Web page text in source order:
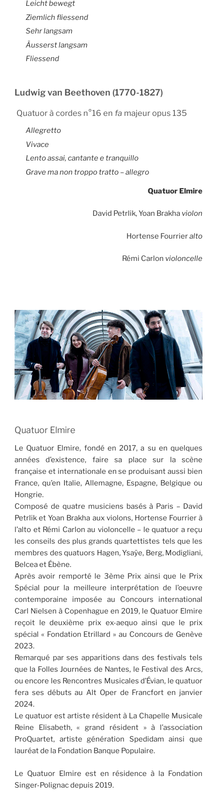
Leicht bewegt
Ziemlich fliessend
Sehr langsam
Äusserst langsam
Fliessend
Ludwig van Beethoven (1770-1827)
Quatuor à cordes n°16 en fa majeur opus 135
Allegretto
Vivace
Lento assai, cantante e tranquillo
Grave ma non troppo tratto – allegro
Quatuor Elmire
David Petrlik, Yoan Brakha violon
Hortense Fourrieralto
Rémi Carlon violoncelle
Quatuor Elmire
Le Quatuor Elmire, fondé en 2017, a su en quelques
années d’existence, faire sa place sur la scène
française et internationale en se produisant aussi bien
France, qu’en Italie, Allemagne, Espagne, Belgique ou
Hongrie.
Composé de quatre musiciens basés à Paris – David
Petrlik et Yoan Brakha aux violons, Hortense Fourrier à
l’alto et Rémi Carlon au violoncelle – le quatuor a reçu
les conseils des plus grands quartettistes tels que les
membres des quatuors Hagen, Ysaÿe, Berg, Modigliani,
Belcea et Ébène.
Après avoir remporté le 3ème Prix ainsi que le Prix
Spécial pour la meilleure interprétation de l’oeuvre
contemporaine imposée au Concours international
Carl Nielsen à Copenhague en 2019, le Quatuor Elmire
reçoit le deuxième prix ex-aequo ainsi que le prix
spécial « Fondation Etrillard » au Concours de Genève
2023.
Remarqué par ses apparitions dans des festivals tels
que la Folles Journées de Nantes, le Festival des Arcs,
ou encore les Rencontres Musicales d’Évian, le quatuor
fera ses débuts au Alt Oper de Francfort en janvier
2024.
Le quatuor est artiste résident à La Chapelle Musicale
Reine Elisabeth, « grand résident » à l’association
ProQuartet, artiste génération Spedidam ainsi que
lauréat de la Fondation Banque Populaire.
Le Quatuor Elmire est en résidence à la Fondation
Singer-Polignac depuis 2019.